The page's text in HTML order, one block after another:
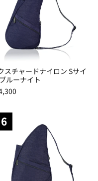
スチャードナイロン Sサイ
ルーナイト
6